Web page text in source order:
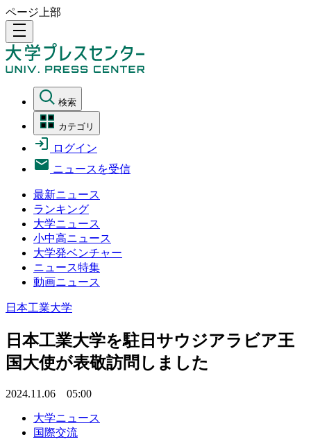
ページ上部
density_medium
検索
カテゴリ
ログイン
ニュースを受信
最新ニュース
ランキング
大学ニュース
小中高ニュース
大学発ベンチャー
ニュース特集
動画ニュース
日本工業大学
日本工業大学を駐日サウジアラビア王
国大使が表敬訪問しました
2024.11.06 05:00
大学ニュース
国際交流